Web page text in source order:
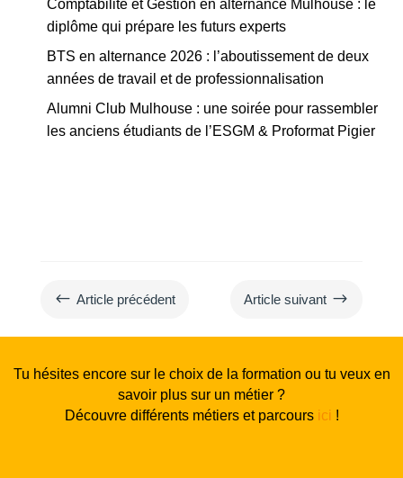
Comptabilité et Gestion en alternance Mulhouse : le
diplôme qui prépare les futurs experts
BTS en alternance 2026 : l’aboutissement de deux
années de travail et de professionnalisation
Alumni Club Mulhouse : une soirée pour rassembler
les anciens étudiants de l’ESGM & Proformat Pigier
# Article précédent Article suivant $
Tu hésites encore sur le choix de la formation ou tu veux en
savoir plus sur un métier ?
Découvre différents métiers et parcours ici !